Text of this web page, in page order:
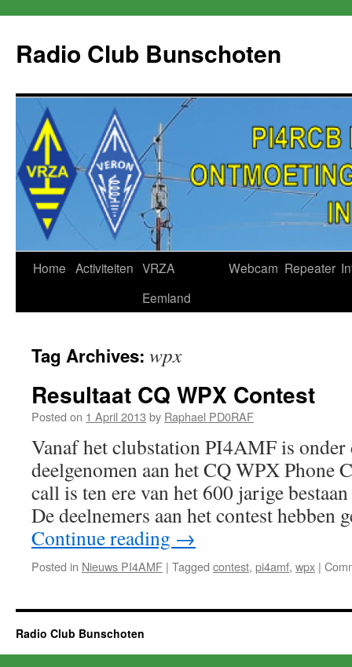
content
Radio Club Bunschoten
Home Activiteiten VRZA
Eemland
Webcam Repeater
Tag Archives: wpx
Resultaat CQ WPX Contest
Posted on 1 April 2013 by Raphael PD0RAF
Vanaf het clubstation PI4AMF is
deelgenomen aan het CQ WPX Phone
call is ten ere van het 600 jarige
De deelnemers aan het contest
Continue reading →
Posted in Nieuws PI4AMF | Tagged contest, pi4amf, wpx |
Radio Club Bunschoten